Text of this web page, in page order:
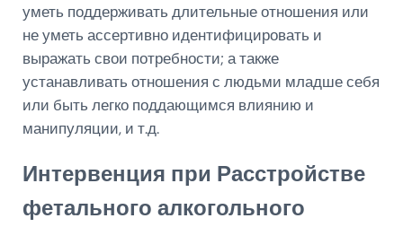
уметь поддерживать длительные отношения или
не уметь ассертивно идентифицировать и
выражать свои потребности; а также
устанавливать отношения с людьми младше себя
или быть легко поддающимся влиянию и
манипуляции, и т.д.
Интервенция при Расстройстве
фетального алкогольного